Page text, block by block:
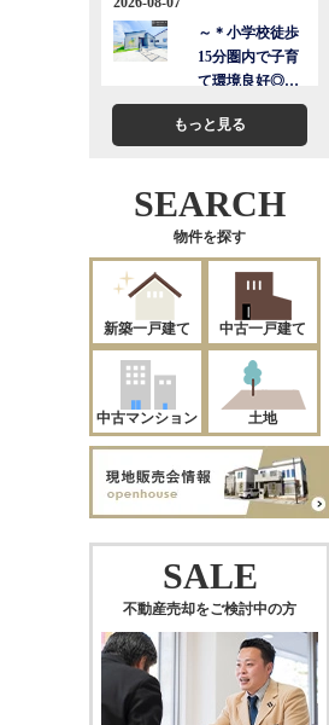
もっと見る
SEARCH
物件を探す
新築一戸建て 中古一戸建て
中古マンション 土地
SALE
不動産売却をご検討中の方